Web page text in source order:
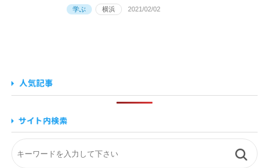
学ぶ 横浜 2021/02/02